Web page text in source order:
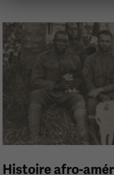
Histoire afro-